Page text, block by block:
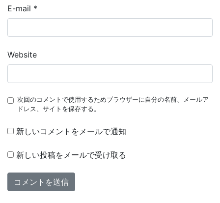
E-mail *
Website
次回のコメントで使用するためブラウザーに自分の名前、メールア
ドレス、サイトを保存する。
新しいコメントをメールで通知
新しい投稿をメールで受け取る